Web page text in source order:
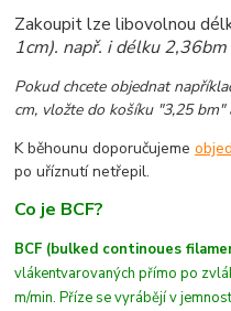
Zakoupit lze libovolnou
1cm). např. i délku 2,36bm
Pokud chcete objednat
cm, vložte do košíku "3,25
K běhounu doporučujeme
po uříznutí netřepil.
Co je BCF?
BCF (bulked continoues
vlákentvarovanýchpřímo po
m/min. Příze se vyrábějí v